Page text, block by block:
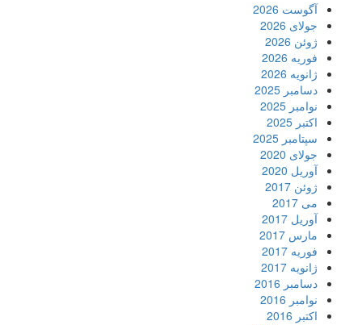
آگوست 2026
جولای 2026
ژوئن 2026
فوریه 2026
ژانویه 2026
دسامبر 2025
نوامبر 2025
اکتبر 2025
سپتامبر 2025
جولای 2020
آوریل 2020
ژوئن 2017
می 2017
آوریل 2017
مارس 2017
فوریه 2017
ژانویه 2017
دسامبر 2016
نوامبر 2016
اکتبر 2016